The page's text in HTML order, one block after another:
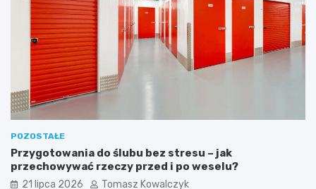
POZOSTAŁE
Przygotowania do ślubu bez stresu – jak
przechowywać rzeczy przed i po weselu?
21 lipca 2026 Tomasz Kowalczyk